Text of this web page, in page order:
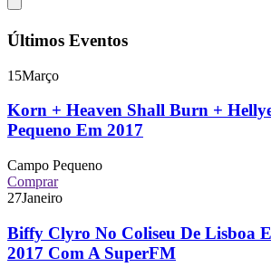
Últimos Eventos
15Março
Korn + Heaven Shall Burn +
Pequeno Em 2017
Campo Pequeno
Comprar
27Janeiro
Biffy Clyro No Coliseu De Lisboa
2017 Com A SuperFM